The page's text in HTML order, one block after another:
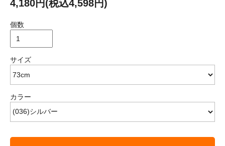
4,180円(税込4,598円)
個数
サイズ
カラー